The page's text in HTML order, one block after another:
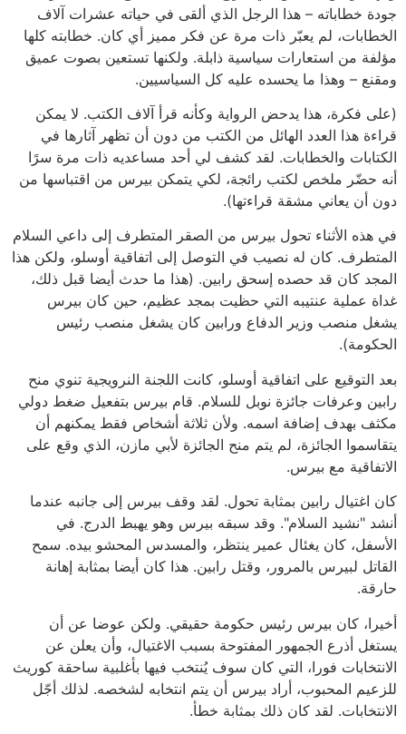
جودة خطاباته – هذا الرجل الذي ألقى في حياته عشرات آلاف
الخطابات، لم يعبّر ذات مرة عن فكر مميز أي كان. خطابته كلها
مؤلفة من استعارات سياسية ذابلة. ولكنها تستعين بصوت عميق
ومقنع – وهذا ما يحسده عليه كل السياسيين.
(على فكرة، هذا يدحض الرواية وكأنه قرأ آلاف الكتب. لا يمكن
قراءة هذا العدد الهائل من الكتب من دون أن تظهر آثارها في
الكتابات والخطابات. لقد كشف لي أحد مساعديه ذات مرة سرًا
أنه حضّر ملخص لكتب رائجة، لكي يتمكن بيرس من اقتباسها من
دون أن يعاني مشقة قراءتها).
في هذه الأثناء تحول بيرس من الصقر المتطرف إلى داعي السلام
المتطرف. كان له نصيب في التوصل إلى اتفاقية أوسلو، ولكن هذا
المجد كان قد حصده إسحق رابين. (هذا ما حدث أيضا قبل ذلك،
غداة عملية عنتيبه التي حظيت بمجد عظيم، حين كان بيرس
يشغل منصب وزير الدفاع ورابين كان يشغل منصب رئيس
الحكومة).
بعد التوقيع على اتفاقية أوسلو، كانت اللجنة النرويجية تنوي منح
رابين وعرفات جائزة نوبل للسلام. قام بيرس بتفعيل ضغط دولي
مكثف بهدف إضافة اسمه. ولأن ثلاثة أشخاص فقط يمكنهم أن
يتقاسموا الجائزة، لم يتم منح الجائزة لأبي مازن، الذي وقع على
الاتفاقية مع بيرس.
كان اغتيال رابين بمثابة تحول. لقد وقف بيرس إلى جانبه عندما
أنشد "نشيد السلام". وقد سبقه بيرس وهو يهبط الدرج. في
الأسفل، كان يغئال عمير ينتظر، والمسدس المحشو بيده. سمح
القاتل لبيرس بالمرور، وقتل رابين. هذا كان أيضا بمثابة إهانة
حارقة.
أخيرا، كان بيرس رئيس حكومة حقيقي. ولكن عوضا عن أن
يستغل أذرع الجمهور المفتوحة بسبب الاغتيال، وأن يعلن عن
الانتخابات فورا، التي كان سوف يُنتخب فيها بأغلبية ساحقة كوريث
للزعيم المحبوب، أراد بيرس أن يتم انتخابه لشخصه. لذلك أجّل
الانتخابات. لقد كان ذلك بمثابة خطأ.